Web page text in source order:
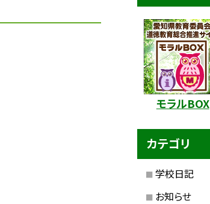
モラルBOX
カテゴリ
学校日記
お知らせ